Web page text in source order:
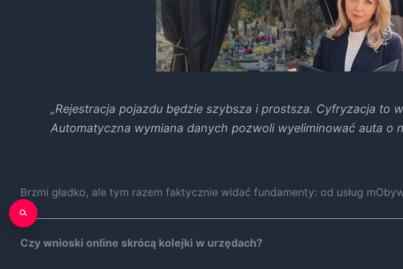
„Rejestracja pojazdu będzie szybsza i prostsza. Cyfryzacja to
Automatyczna wymiana danych pozwoli wyeliminować auta o
Brzmi gładko, ale tym razem faktycznie widać fundamenty: od usług
Czy wnioski online skrócą kolejki w urzędach?